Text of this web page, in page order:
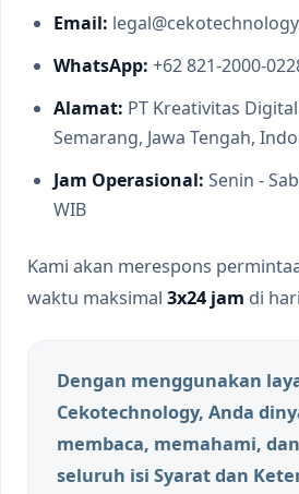
Email:
WhatsApp: +62 821-2000-
Alamat: PT Kreativitas
Semarang, Jawa Tengah,
Jam Operasional: Senin -
WIB
Kami akan merespons
waktu maksimal 3x24 jam di
Dengan menggunakan
Cekotechnology, Anda
membaca, memahami,
seluruh isi Syarat dan